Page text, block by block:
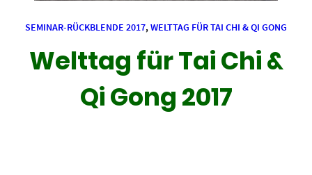
SEMINAR-RÜCKBLENDE 2017,WELTTAG FÜR TAI CHI & QI GONG
Welttag für Tai Chi &
Qi Gong 2017